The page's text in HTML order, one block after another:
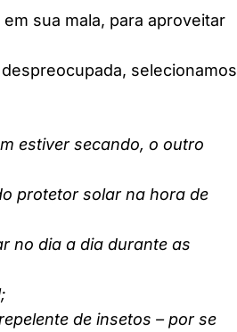
sua mala, para aproveitar
selecionamos
estiver secando, o outro
protetor solar na hora de
no dia a dia durante as
de insetos – por se